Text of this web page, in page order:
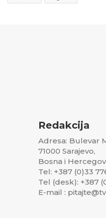
Redakcija
Adresa: Bulevar
71000 Sarajevo,
Bosna i
Tel: +387 (0)33
Tel (desk): +387
E-mail :